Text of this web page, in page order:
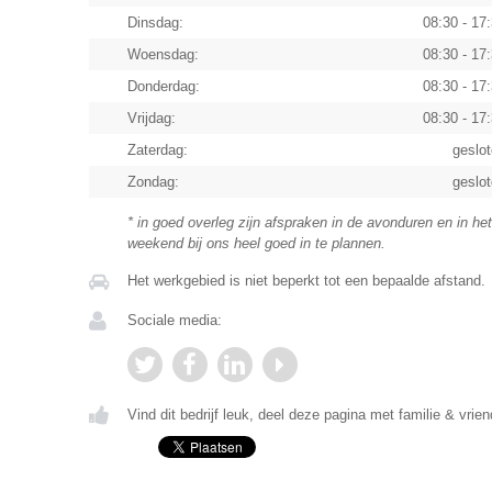
Dinsdag:
08:30 -
Woensdag:
08:30 -
Donderdag:
08:30 -
Vrijdag:
08:30 -
Zaterdag:
Zondag:
* in goed overleg zijn afspraken in de avonduren en in het
weekend bij ons heel goed in te plannen.
Het werkgebied is niet beperkt tot een bepaalde afstand.
Sociale media:
Vind dit bedrijf leuk, deel deze pagina met familie &